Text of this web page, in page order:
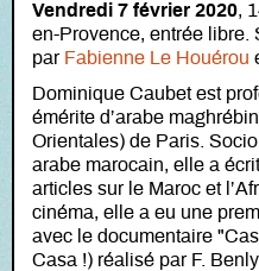
Vendredi 7 février 2020,
en-Provence, entrée libre.
par Fabienne Le Houérou
Dominique Caubet est
émérite d’arabe
Orientales) de Paris.
arabe marocain, elle a
articles sur le Maroc et
cinéma, elle a eu une
avec le documentaire
Casa !) réalisé par F.